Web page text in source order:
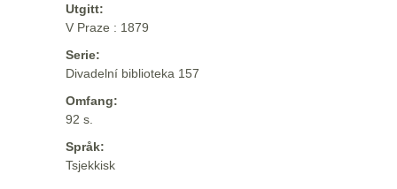
Utgitt:
V Praze : 1879
Serie:
Divadelní biblioteka 157
Omfang:
92 s.
Språk:
Tsjekkisk